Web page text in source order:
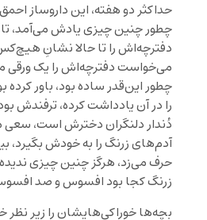
حداکثر دو هفته، این داروساز
چطور ‌چنین چیزی یادش می‌آمد، تا
دفترچه‌اش را تا حالا نشانِ
می‌خواست دفترچه‌اش را یک ورقی
چطور این‌قدر ساده بود، باور کرده
را در آن یادداشت کرده، ترفندش
دُندار دلنگران دخترش است،
آدم‌های زرنگ را به خودش بگیرد،
حرف می‌زد، هرگز چنین چیزی
زرنگ کجا بود افسوس و صد
بچه‌ها خوراکی‌هایشان را زیر نظر